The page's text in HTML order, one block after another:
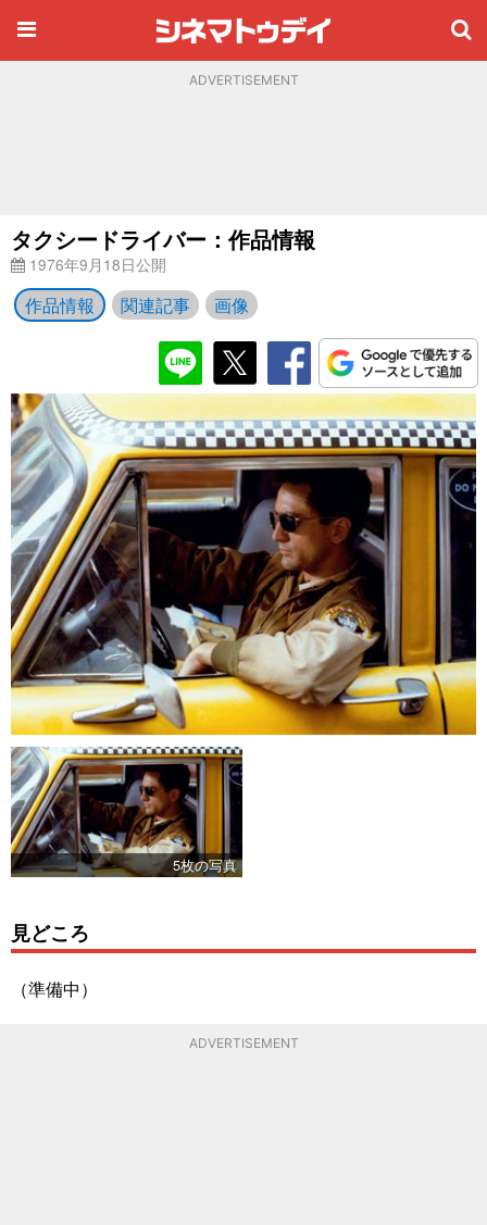
ADVERTISEMENT
タクシードライバー：作品情報
1976年9月18日公開
作品情報 関連記事 画像
5枚の写真
見どころ
（準備中）
ADVERTISEMENT